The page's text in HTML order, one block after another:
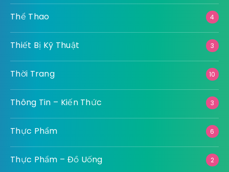
Thể Thao 4
Thiết Bị Kỹ Thuật 3
Thời Trang 10
Thông Tin – Kiến Thức 3
Thực Phẩm 6
Thực Phẩm – Đồ Uống 2